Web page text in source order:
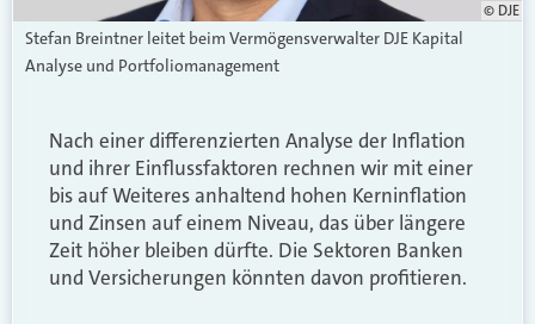
© DJE
Stefan Breintner leitet beim Vermögensverwalter DJE Kapital
Analyse und Portfoliomanagement
Nach einer differenzierten Analyse der Inflation
und ihrer Einflussfaktoren rechnen wir mit einer
bis auf Weiteres anhaltend hohen Kerninflation
und Zinsen auf einem Niveau, das über längere
Zeit höher bleiben dürfte. Die Sektoren Banken
und Versicherungen könnten davon profitieren.